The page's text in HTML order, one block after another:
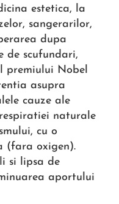
estetica, la
sangerarilor,
dupa
de scufundari,
premiului Nobel
asupra
cauze ale
naturale
cu o
(fara oxigen).
si lipsa de
aportului